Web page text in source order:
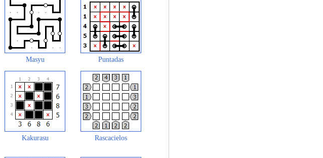
Masyu Puntadas
Kakurasu Rascacielos